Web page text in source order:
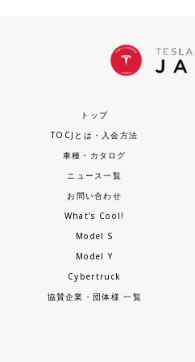
トップ
TOCJとは・入会方法
車種・カタログ
ニュース一覧
お問い合わせ
What's Cool!
Model S
Model Y
Cybertruck
協賛企業・団体様 一覧